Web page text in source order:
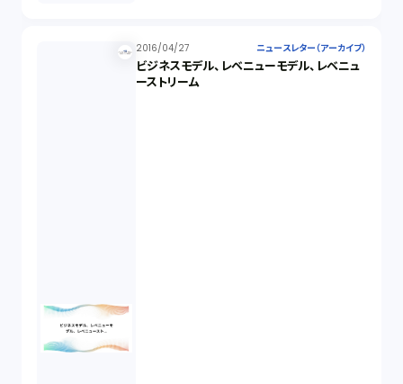
2016/04/27 ニュースレター（アーカイブ）
ビジネスモデル、レベニューモデル、レベニュ
ーストリーム